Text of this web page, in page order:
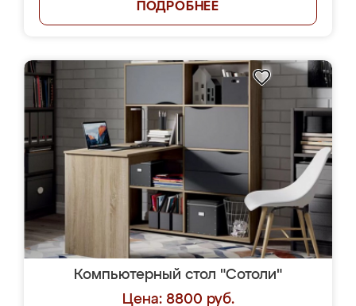
ПОДРОБНЕЕ
Компьютерный стол "Сотоли"
Цена: 8800 руб.